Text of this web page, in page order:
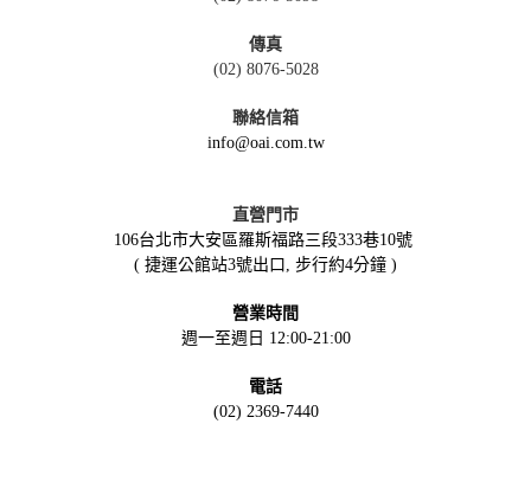
傳真
(02) 8076-5028
聯絡信箱
info@oai.com.tw
直營門市
106台北市大安區羅斯福路三段333巷10號
( 捷運公館站3號出口, 步行約4分鐘 )
營業時間
週一至週日 12:00-21:00
電話
(02) 2369-7440